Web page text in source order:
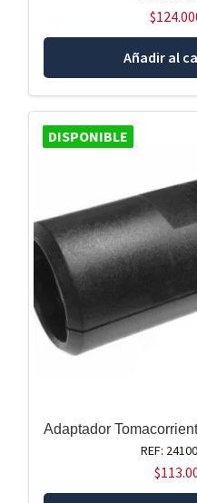
$
Añadir al
DISPONIBLE
Adaptador
REF:
$